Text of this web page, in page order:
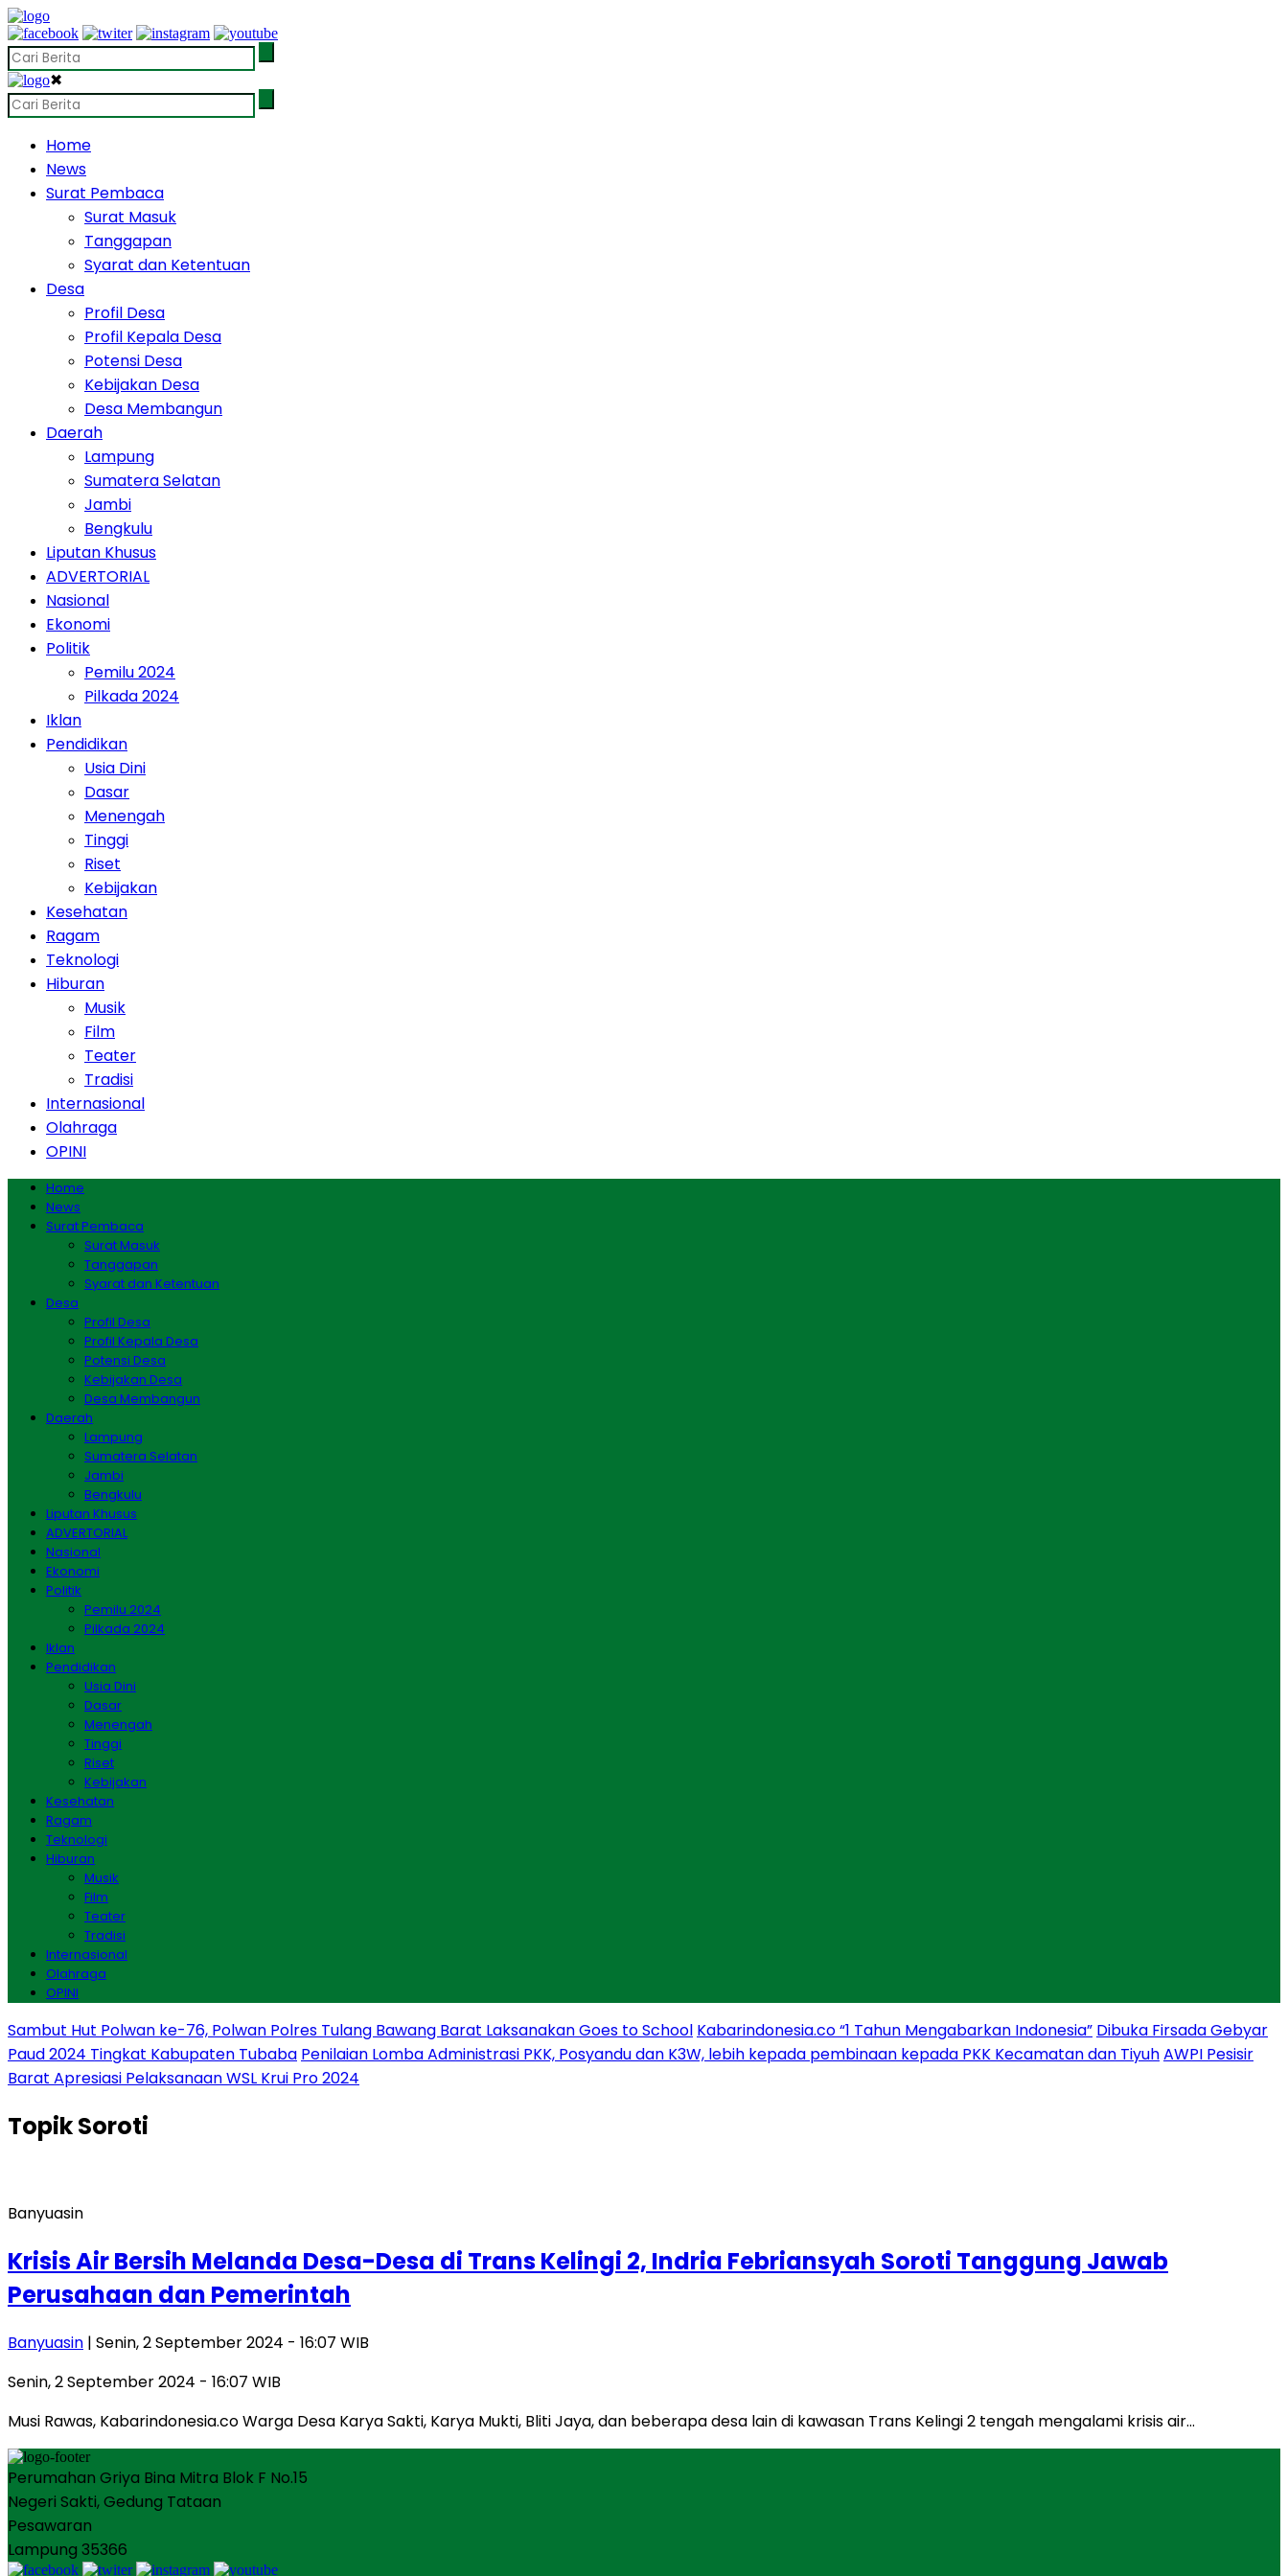
✖
Home
News
Surat Pembaca
Surat Masuk
Tanggapan
Syarat dan Ketentuan
Desa
Profil Desa
Profil Kepala Desa
Potensi Desa
Kebijakan Desa
Desa Membangun
Daerah
Lampung
Sumatera Selatan
Jambi
Bengkulu
Liputan Khusus
ADVERTORIAL
Nasional
Ekonomi
Politik
Pemilu 2024
Pilkada 2024
Iklan
Pendidikan
Usia Dini
Dasar
Menengah
Tinggi
Riset
Kebijakan
Kesehatan
Ragam
Teknologi
Hiburan
Musik
Film
Teater
Tradisi
Internasional
Olahraga
OPINI
Home
News
Surat Pembaca
Surat Masuk
Tanggapan
Syarat dan Ketentuan
Desa
Profil Desa
Profil Kepala Desa
Potensi Desa
Kebijakan Desa
Desa Membangun
Daerah
Lampung
Sumatera Selatan
Jambi
Bengkulu
Liputan Khusus
ADVERTORIAL
Nasional
Ekonomi
Politik
Pemilu 2024
Pilkada 2024
Iklan
Pendidikan
Usia Dini
Dasar
Menengah
Tinggi
Riset
Kebijakan
Kesehatan
Ragam
Teknologi
Hiburan
Musik
Film
Teater
Tradisi
Internasional
Olahraga
OPINI
Sambut Hut Polwan ke-76, Polwan Polres Tulang Bawang Barat Laksanakan Goes to School Kabarindonesia.co “1 Tahun Mengabarkan Indonesia” Dibuka Firsada Gebyar
Paud 2024 Tingkat Kabupaten Tubaba Penilaian Lomba Administrasi PKK, Posyandu dan K3W, lebih kepada pembinaan kepada PKK Kecamatan dan TiyuhAWPI Pesisir
Barat Apresiasi Pelaksanaan WSL Krui Pro 2024
TopikSoroti
Banyuasin
Krisis Air Bersih Melanda Desa-Desa di Trans Kelingi 2, Indria Febriansyah Soroti Tanggung Jawab
Perusahaan dan Pemerintah
Banyuasin | Senin, 2 September 2024 - 16:07 WIB
Senin, 2 September 2024 - 16:07 WIB
Musi Rawas, Kabarindonesia.co Warga Desa Karya Sakti, Karya Mukti, Bliti Jaya, dan beberapa desa lain di kawasan Trans Kelingi 2 tengah mengalami krisis air…
Perumahan Griya Bina Mitra Blok F No.15
Negeri Sakti, Gedung Tataan
Pesawaran
Lampung 35366